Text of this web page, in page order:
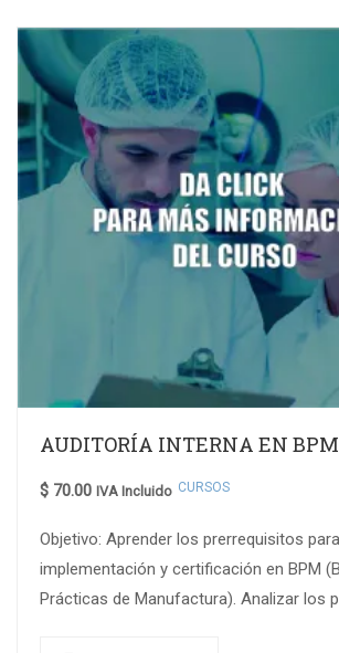
AUDITORÍA INTERNA EN
$ 70.00 IVA Incluido CURSOS
Objetivo: Aprender los prerrequisitos para
implementación y certificación en BPM
Prácticas de Manufactura). Analizar los